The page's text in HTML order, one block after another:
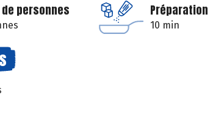
de personnes Préparation
10 min